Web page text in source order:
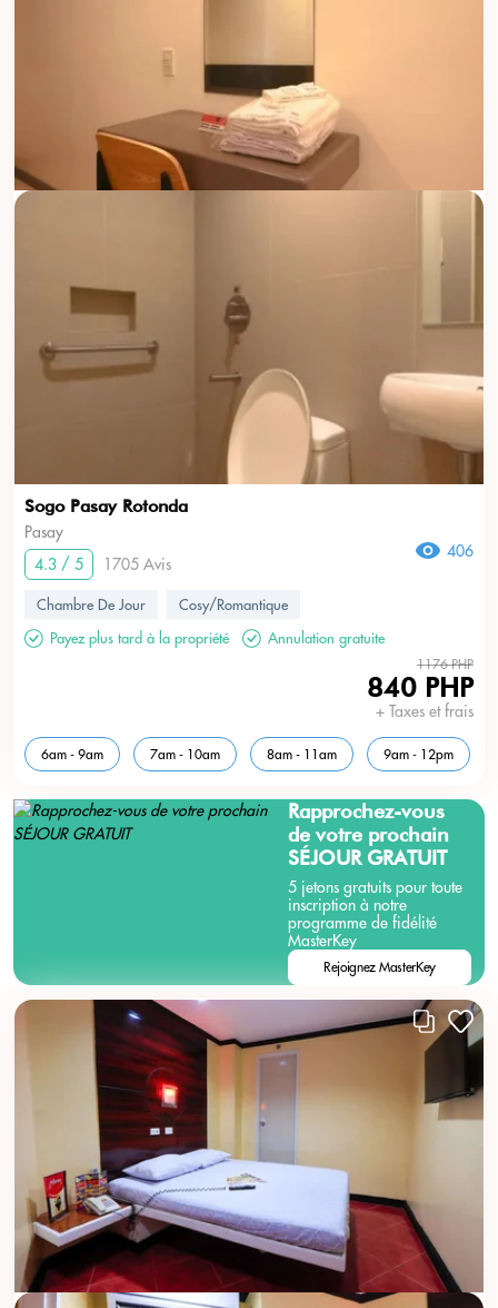
Sogo Pasay Rotonda
Pasay
4.3 / 5
1705 Avis
406
Chambre De Jour
Cosy/Romantique
Payez plus tard à la propriété
Annulation gratuite
1176 PHP
840 PHP
+ Taxes et frais
6am - 9am 7am - 10am 8am - 11am 9am - 12pm
Rapprochez-vous
de votre prochain
SÉJOUR GRATUIT
5 jetons gratuits pour toute
inscription à notre
programme de fidélité
MasterKey
Rejoignez MasterKey